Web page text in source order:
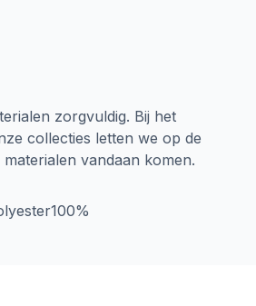
zorgvuldig. Bij het
collecties letten we op de
vandaan komen.